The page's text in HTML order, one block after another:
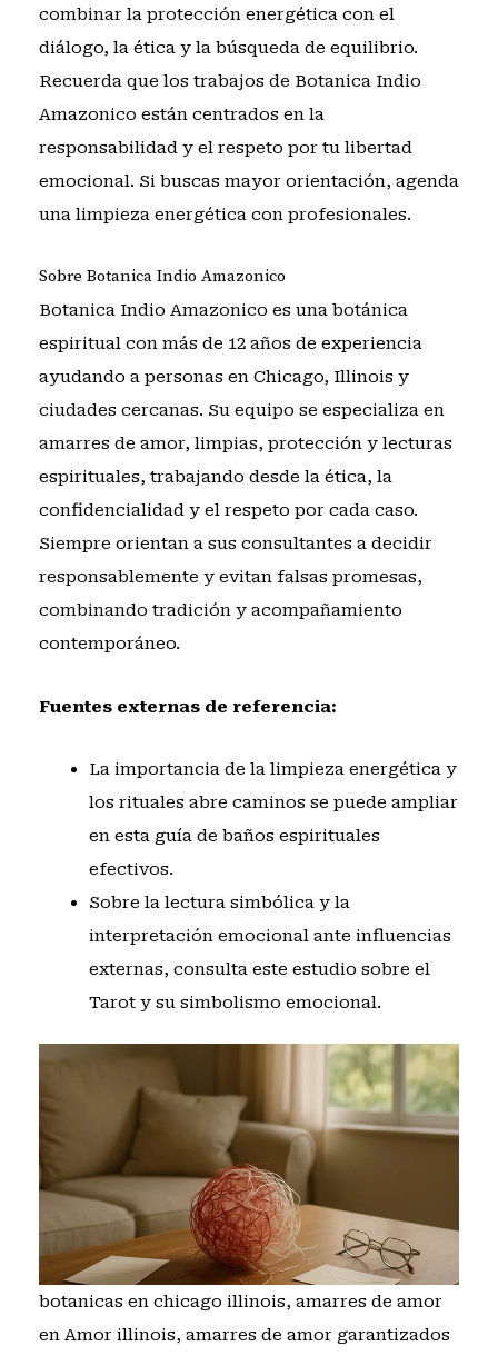
combinar la protección energética con el
diálogo, la ética y la búsqueda de equilibrio.
Recuerda que los trabajos de Botanica Indio
Amazonico están centrados en la
responsabilidad y el respeto por tu libertad
emocional. Si buscas mayor orientación, agenda
una limpieza energéticacon profesionales.
Sobre Botanica Indio Amazonico
Botanica Indio Amazonico es una botánica
espiritual con más de 12 años de experiencia
ayudando a personas en Chicago, Illinois y
ciudades cercanas. Su equipo se especializa en
amarres de amor, limpias, protección y lecturas
espirituales, trabajando desde la ética, la
confidencialidad y el respeto por cada caso.
Siempre orientan a sus consultantes a decidir
responsablemente y evitan falsas promesas,
combinando tradición y acompañamiento
contemporáneo.
Fuentes externas de referencia:
La importancia de la limpieza energética y
los rituales abre caminos se puede ampliar
en esta guía de baños espirituales
efectivos.
Sobre la lectura simbólica y la
interpretación emocional ante influencias
externas, consulta este estudio sobre el
Tarot y su simbolismo emocional.
botanicas en chicago illinois, amarres de amor
en Amor illinois, amarres de amor garantizados